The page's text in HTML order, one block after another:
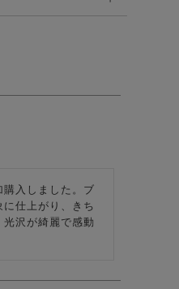
購入しました。ブ
に仕上がり、きち
光沢が綺麗で感動